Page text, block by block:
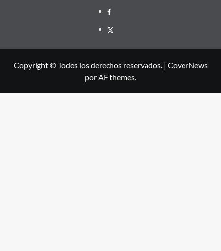
Facebook
X
Copyright © Todos los derechos reservados. | CoverNews
por AF themes.